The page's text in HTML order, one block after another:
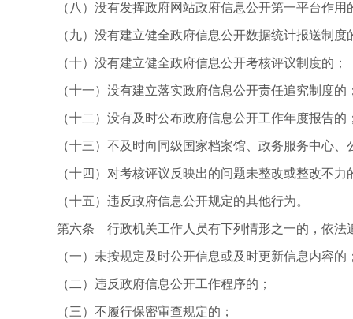
（八）没有发挥政府网站政府信息公开第一平台作用
（九）没有建立健全政府信息公开数据统计报送制度
（十）没有建立健全政府信息公开考核评议制度的；
（十一）没有建立落实政府信息公开责任追究制度的
（十二）没有及时公布政府信息公开工作年度报告的
（十三）不及时向同级国家档案馆、政务服务中心、
（十四）对考核评议反映出的问题未整改或整改不力
（十五）违反政府信息公开规定的其他行为。
第六条 行政机关工作人员有下列情形之一的，依法
（一）未按规定及时公开信息或及时更新信息内容的
（二）违反政府信息公开工作程序的；
（三）不履行保密审查规定的；